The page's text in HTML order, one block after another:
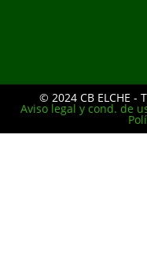
© 2024 CB ELCHE -
Aviso legal y cond. de